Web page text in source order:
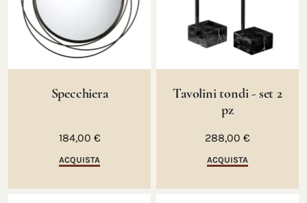
Specchiera
184,00 €
ACQUISTA
Tavolini tondi - set 2
pz
288,00 €
ACQUISTA